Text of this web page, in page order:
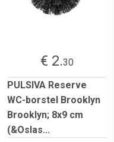
€ 2.30
PULSIVA Reserve
WC-borstel Brooklyn
Brooklyn; 8x9 cm
(&Oslas...